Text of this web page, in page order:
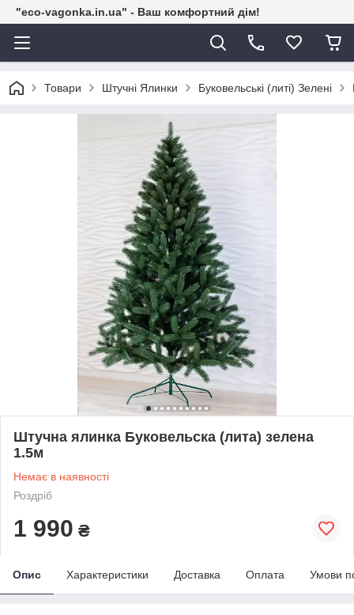
"eco-vagonka.in.ua" - Ваш комфортний дім!
Товари Штучні Ялинки Буковельські (литі) Зелені
Штучна ялинка Буковельска (лита) зелена
1.5м
Немає в наявності
Роздріб
1 990 ₴
Опис Характеристики Доставка Оплата Умови